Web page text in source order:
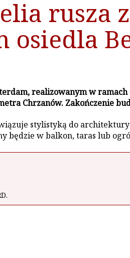
rusza z
osiedla
realizowanym w
Chrzanów. Zakończenie
stylistyką do
będzie w balkon, taras lub